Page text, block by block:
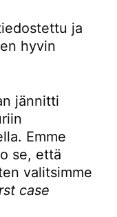
ja
hyvin
jännitti
Emme
se, että
valitsimme
case